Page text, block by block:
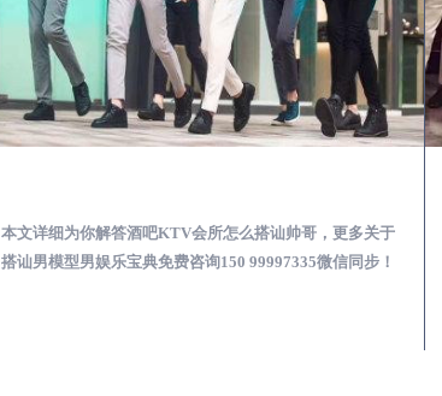
本文详细为你解答酒吧KTV会所怎么搭讪帅哥，更多关于
搭讪男模型男娱乐宝典免费咨询150 99997335微信同步！